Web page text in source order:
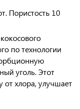
Пористость 10
по технологии
уголь. Этот
хлора, улучшает